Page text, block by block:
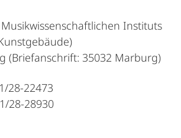
Instituts
(Briefanschrift: 35032 Marburg)
28-22473
28-28930